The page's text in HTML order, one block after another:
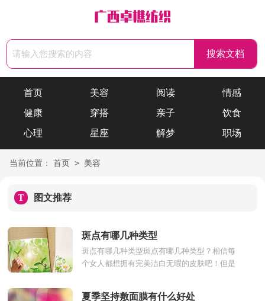
首页 美容 阅读
情感
健康
穿搭 亲子
饮食
心理
星座 解梦 职场
当前位置： 首页 > 美容
T 图文推荐
斑点有哪几种类型
斑点有哪几种类型斑点有哪几种类型？相信每
个女人都想拥有完美洁白无暇的皮肤吧！但是
夏季坚持敷面膜有什么好处